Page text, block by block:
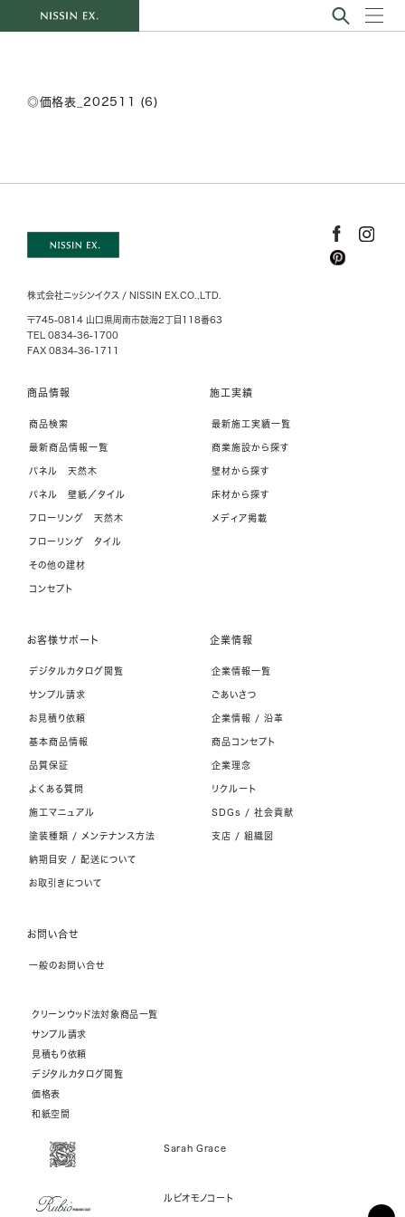
◎価格表_202511 (6)
株式会社ニッシンイクス / NISSIN EX.CO.,LTD.
〒745-0814 山口県周南市鼓海2丁目118番63
TEL 0834-36-1700
FAX 0834-36-1711
商品情報
商品検索
最新商品情報一覧
パネル 天然木
パネル 壁紙／タイル
フローリング 天然木
フローリング タイル
その他の建材
コンセプト
施工実績
最新施工実績一覧
商業施設から探す
壁材から探す
床材から探す
メディア掲載
お客様サポート
デジタルカタログ閲覧
サンプル請求
お見積り依頼
基本商品情報
品質保証
よくある質問
施工マニュアル
塗装種類 / メンテナンス方法
納期目安 / 配送について
お取引きについて
企業情報
企業情報一覧
ごあいさつ
企業情報 / 沿革
商品コンセプト
企業理念
リクルート
SDGs / 社会貢献
支店 / 組織図
お問い合せ
一般のお問い合せ
クリーンウッド法対象商品一覧
サンプル請求
見積もり依頼
デジタルカタログ閲覧
価格表
和紙空間
Sarah Grace
ルビオモノコート